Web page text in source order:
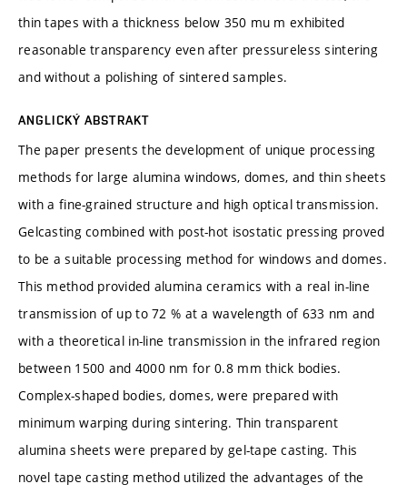
thin tapes with a thickness below 350 mu m exhibited
reasonable transparency even after pressureless sintering
and without a polishing of sintered samples.
ANGLICKÝ ABSTRAKT
The paper presents the development of unique processing
methods for large alumina windows, domes, and thin sheets
with a fine-grained structure and high optical transmission.
Gelcasting combined with post-hot isostatic pressing proved
to be a suitable processing method for windows and domes.
This method provided alumina ceramics with a real in-line
transmission of up to 72 % at a wavelength of 633 nm and
with a theoretical in-line transmission in the infrared region
between 1500 and 4000 nm for 0.8 mm thick bodies.
Complex-shaped bodies, domes, were prepared with
minimum warping during sintering. Thin transparent
alumina sheets were prepared by gel-tape casting. This
novel tape casting method utilized the advantages of the